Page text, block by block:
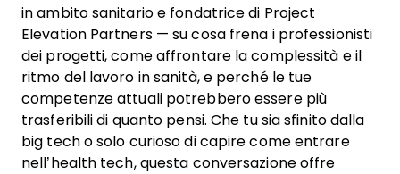
in ambito sanitario e fondatrice di Project
Elevation Partners — su cosa frena i professionisti
dei progetti, come affrontare la complessità e il
ritmo del lavoro in sanità, e perché le tue
competenze attuali potrebbero essere più
trasferibili di quanto pensi. Che tu sia sfinito dalla
big tech o solo curioso di capire come entrare
nell’health tech, questa conversazione offre